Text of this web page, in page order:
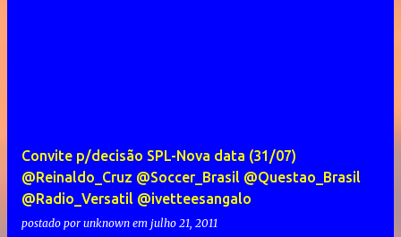
Convite p/decisão SPL-Nova data (31/07)
@Reinaldo_Cruz @Soccer_Brasil @Questao_Brasil
@Radio_Versatil @ivetteesangalo
postado por unknown em julho 21, 2011